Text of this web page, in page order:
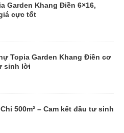
Garden Khang Điền 6×16,
cực tốt
Topia Garden Khang Điền cơ
sinh lời
500m² – Cam kết đầu tư sinh